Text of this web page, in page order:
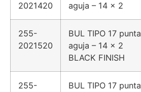
2021420
aguja – 14 x 2
255-
2021520
BUL TIPO 17 punta
aguja – 14 x 2
BLACK FINISH
255-
BUL TIPO 17 punta